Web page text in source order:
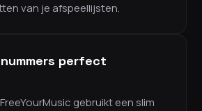
van je afspeellijsten.
perfect
gebruikt een slim